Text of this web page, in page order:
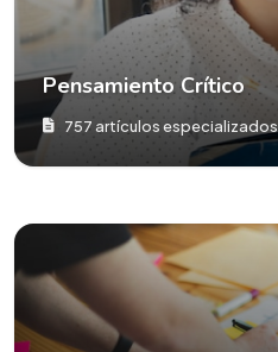
Pensamiento Crítico
757 artículos especializados